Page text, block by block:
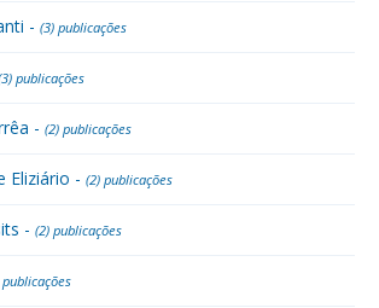
- (3) publicações
publicações
- (2) publicações
Eliziário - (2) publicações
- (2) publicações
publicações